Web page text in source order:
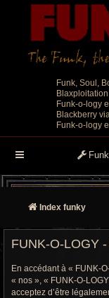
Funk, Soul,
Funk-o-logy
Blackberry
Funk-o-logy
Index funky
FUNK-O-LOGY
En accédant à « FUNK-
« nos », « FUNK-O-
acceptez d’être